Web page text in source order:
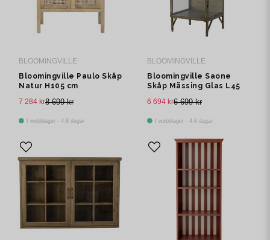
BLOOMINGVILLE
Bloomingville Paulo Skåp
Natur H105 cm
8 699 kr
7 284 kr
I webblager - 4-8 dagar
BLOOMINGVILLE
Bloomingville Saone
Skåp Mässing Glas L45
6 699 kr
6 694 kr
I webblager - 4-8 dagar